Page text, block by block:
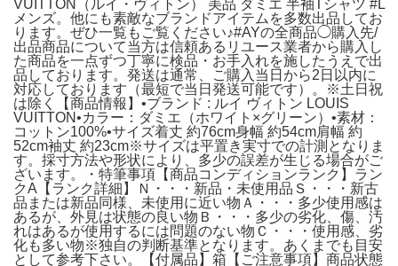
VUITTON（ルイ・ヴィトン） 美品 ダミエ 半袖Tシャツ #L
メンズ。他にも素敵なブランドアイテムを多数出品してお
ります。ぜひ一覧もご覧ください♪#AYの全商品◯購入先/
出品商品について当方は信頼あるリユース業者から購入し
た商品を一点ずつ丁寧に検品・お手入れを施したうえで出
品しております。発送は通常、ご購入当日から2日以内に
対応しております（最短で当日発送可能です）。※土日祝
は除く【商品情報】•ブランド : ルイ ヴィトン LOUIS
VUITTON•カラー：ダミエ（ホワイト×グリーン）•素材：
コットン100%•サイズ着丈 約76cm身幅 約54cm肩幅 約
52cm袖丈 約23cm※サイズは平置き実寸での計測となりま
す。採寸方法や形状により、多少の誤差が生じる場合がご
ざいます。・特筆事項【商品コンディションランク】ラン
クA【ランク詳細】Ｎ・・・新品・未使用品Ｓ・・・新古
品または新品同様、未使用に近い物Ａ・・・多少使用感は
あるが、外見は状態の良い物Ｂ・・・多少の劣化、傷、汚
れはあるが使用するには問題のない物Ｃ・・・使用感、劣
化も多い物※独自の判断基準となります。あくまでも目安
として参考下さい。【付属品】箱【ご注意事項】商品状態